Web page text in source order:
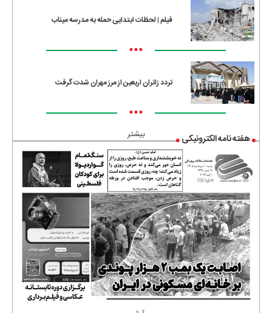
فیلم | لحظات ابتدایی حمله به مدرسه میناب
•••
تردد زائران اربعین از مرز مهران شدت گرفت
•••
بیشتر هفته نامه الکترونیکی